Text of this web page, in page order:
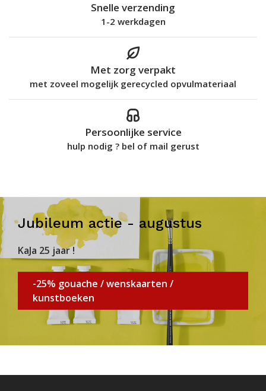
Snelle verzending
1-2 werkdagen
Met zorg verpakt
met zoveel mogelijk gerecycled opvulmateriaal
Persoonlijke service
hulp nodig ? bel of mail gerust
Jubileum actie - augustus
KaJa 25 jaar !
-25% gouache / wenskaarten /
kunstboeken